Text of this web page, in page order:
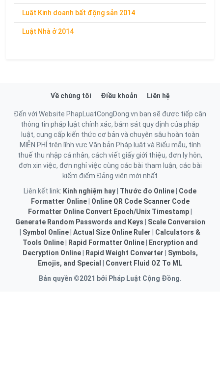
Luật Kinh doanh bất động sản 2014
Luật Nhà ở 2014
Về chúng tôi Điều khoản Liên hệ
Đến với Website PhapLuatCongDong.vn bạn sẽ được tiếp cận
thông tin pháp luật chính xác, bám sát quy định của pháp
luật, cung cấp kiến thức cơ bản và chuyên sâu hoàn toàn
MIỄN PHÍ trên lĩnh vực Văn bản Pháp luật và Biểu mẫu, tính
thuế thu nhập cá nhân, cách viết giấy giới thiệu, đơn ly hôn,
đơn xin việc, đơn nghỉ việc cùng các bài tham luận, các bài
kiểm điểm Đảng viên mới nhất
Liên kết link: Kinh nghiệm hay Thước đo Online
Code
Formatter Online| Online QR Code Scanner Code
Formatter Online Convert Epoch/Unix Timestamp
Generate Random Passwords and Keys
Scale Conversion
Symbol Online Actual Size Online Ruler
Calculators &
Tools Online| Rapid Formatter Online|
Encryption and
Decryption Online| Rapid Weight Converter
Symbols,
Emojis, and Special
Convert Fluid OZ To ML
Bản quyền ©2021 bởi Pháp Luật Cộng Đồng.